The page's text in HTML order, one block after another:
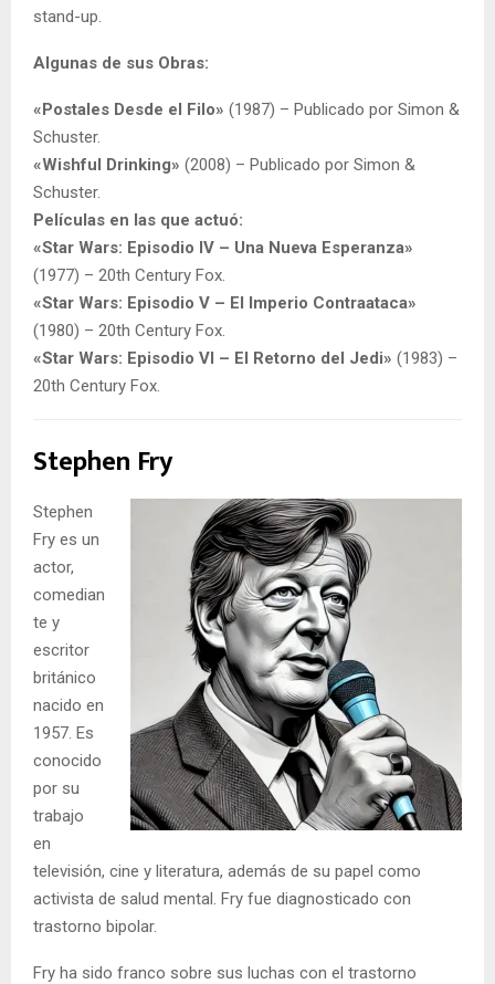
stand-up.
Algunas de sus Obras:
«Postales Desde el Filo» (1987) – Publicado por Simon &
Schuster.
«Wishful Drinking» (2008) – Publicado por Simon &
Schuster.
Películas en las que actuó:
«Star Wars: Episodio IV – Una Nueva Esperanza»
(1977) – 20th Century Fox.
«Star Wars: Episodio V – El Imperio Contraataca»
(1980) – 20th Century Fox.
«Star Wars: Episodio VI – El Retorno del Jedi» (1983) –
20th Century Fox.
Stephen Fry
Stephen
Fry es un
actor,
comedian
te y
escritor
británico
nacido en
1957. Es
conocido
por su
trabajo
en
televisión, cine y literatura, además de su papel como
activista de salud mental. Fry fue diagnosticado con
trastorno bipolar.
Fry ha sido franco sobre sus luchas con el trastorno